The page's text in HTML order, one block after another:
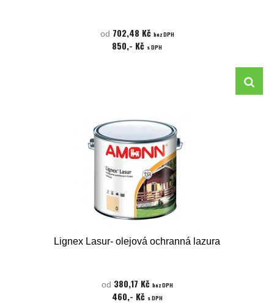
od 702,48 Kč bez DPH
850,- Kč s DPH
Lignex Lasur- olejová ochranná lazura
od 380,17 Kč bez DPH
460,- Kč s DPH